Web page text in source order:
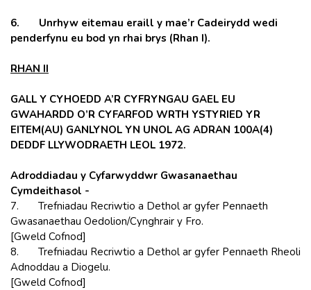
6. Unrhyw eitemau eraill y mae’r Cadeirydd wedi
penderfynu eu bod yn rhai brys (Rhan I).
RHAN II
GALL Y CYHOEDD A’R CYFRYNGAU GAEL EU
GWAHARDD O’R CYFARFOD WRTH YSTYRIED YR
EITEM(AU) GANLYNOL YN UNOL AG ADRAN 100A(4)
DEDDF LLYWODRAETH LEOL 1972.
Adroddiadau y Cyfarwyddwr Gwasanaethau
Cymdeithasol -
7. Trefniadau Recriwtio a Dethol ar gyfer Pennaeth
Gwasanaethau Oedolion/Cynghrair y Fro.
[Gweld Cofnod]
8. Trefniadau Recriwtio a Dethol ar gyfer Pennaeth Rheoli
Adnoddau a Diogelu.
[Gweld Cofnod]